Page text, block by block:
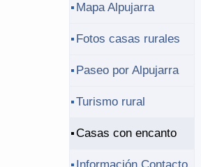
Mapa Alpujarra
Fotos casas rurales
Paseo por Alpujarra
Turismo rural
Casas con encanto